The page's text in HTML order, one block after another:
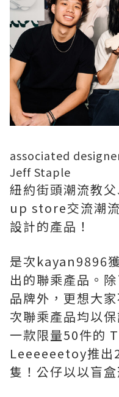
associated
Jeff Staple
紐約街頭潮流教
up store交流潮
設計的產品！
是次kayan9896
出的聯乘產品。
品牌外，更想大
次聯乘產品均以
一款限量50件的
Leeeeeetoy推出
隻！公仔以以盲盒